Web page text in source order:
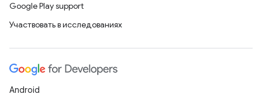
Google Play support
Участвовать в исследованиях
Android